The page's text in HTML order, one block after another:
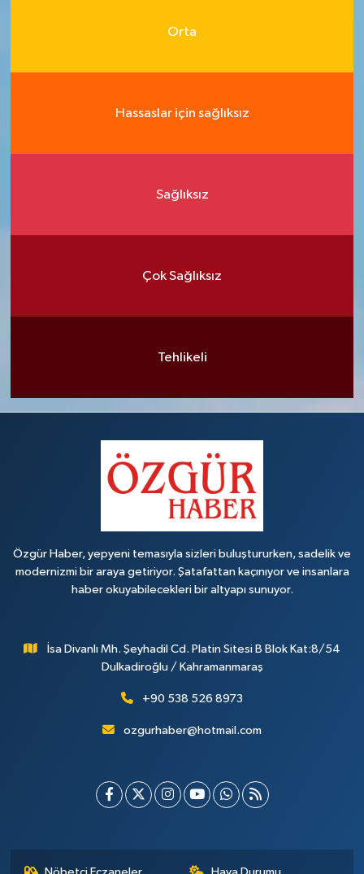
Orta
Hassaslar için sağlıksız
Sağlıksız
Çok Sağlıksız
Tehlikeli
Özgür Haber, yepyeni temasıyla sizleri buluştururken, sadelik ve
modernizmi bir araya getiriyor. Şatafattan kaçınıyor ve insanlara
haber okuyabilecekleri bir altyapı sunuyor.
İsa Divanlı Mh. Şeyhadil Cd. Platin Sitesi B Blok Kat:8/54
Dulkadiroğlu / Kahramanmaraş
+90 538 526 8973
ozgurhaber@hotmail.com